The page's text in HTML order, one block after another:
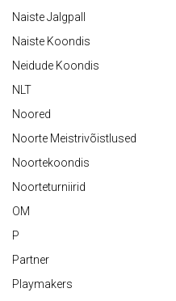
Naiste Jalgpall
Naiste Koondis
Neidude Koondis
NLT
Noored
Noorte Meistrivõistlused
Noortekoondis
Noorteturniirid
OM
P
Partner
Playmakers